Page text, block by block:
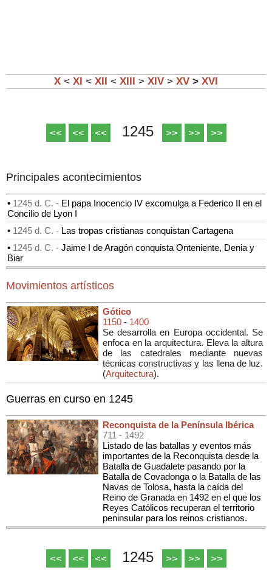
X < XI < XII < XIII > XIV > XV > XVI
<< << << 1245 >> >> >>
Principales acontecimientos
• 1245 d. C. - El papa Inocencio IV excomulga a Federico II en el
Concilio de Lyon I
• 1245 d. C. - Las tropas cristianas conquistan Cartagena
• 1245 d. C. - Jaime I de Aragón conquista Onteniente, Denia y
Biar
Movimientos artísticos
Gótico
1150 - 1400
Se desarrolla en Europa occidental. Se
enfoca en la arquitectura. Eleva la altura
de las catedrales mediante nuevas
técnicas constructivas y las llena de luz.
(Arquitectura).
Guerras en curso en 1245
Reconquista de la Península Ibérica
711 - 1492
Listado de las batallas y eventos más
importantes de la Reconquista desde la
Batalla de Guadalete pasando por la
Batalla de Covadonga o la Batalla de las
Navas de Tolosa, hasta la caída del
Reino de Granada en 1492 en el que los
Reyes Católicos recuperan el territorio
peninsular para los reinos cristianos.
<< << << 1245 >> >> >>